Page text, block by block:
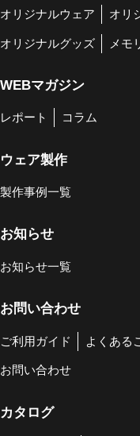
オリジナルウェア オリ
オリジナルグッズ メモ
WEBマガジン
レポート コラム
ウェア製作
製作事例一覧
お知らせ
お知らせ一覧
お問い合わせ
ご利用ガイド よくある
お問い合わせ
カタログ